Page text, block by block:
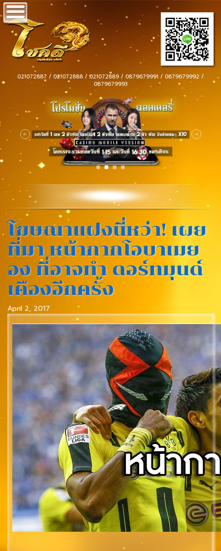
021072887 / 021072888 / 021072889 / 0879679991 / 0879679992 /
0879679993
โฆษณาแฝงนี่หว่า! เผย
ที่มา หน้ากากโอบาเมย
อง ที่อาจทำ ดอร์ทมุนด์
เคืองอีกครั้ง
April 2, 2017